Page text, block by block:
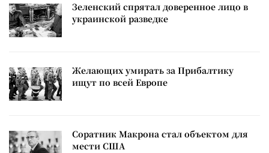
Зеленский спрятал доверенное лицо в
украинской разведке
Желающих умирать за Прибалтику
ищут по всей Европе
Соратник Макрона стал объектом для
мести США